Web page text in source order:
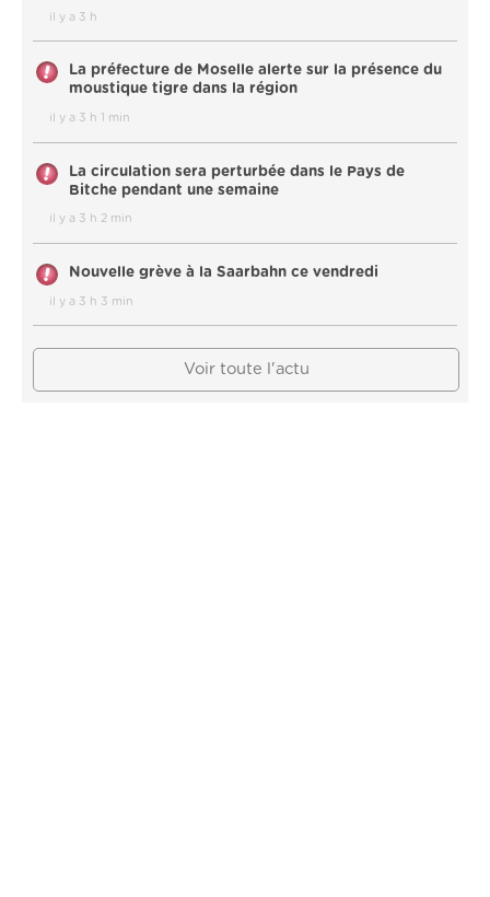
il y a 3 h
La préfecture de Moselle alerte sur la présence du
moustique tigre dans la région
il y a 3 h 1 min
La circulation sera perturbée dans le Pays de
Bitche pendant une semaine
il y a 3 h 2 min
Nouvelle grève à la Saarbahn ce vendredi
il y a 3 h 3 min
Voir toute l'actu